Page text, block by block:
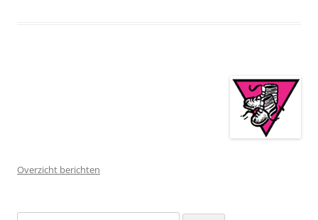
Overzicht berichten